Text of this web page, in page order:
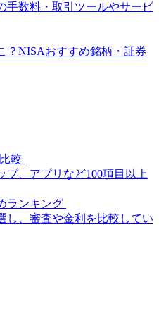
手数料・取引ツールやサービ
？NISAおすすめ銘柄・証券
較
プ、アプリなど100項目以上
ランキング
し、審査や金利を比較してい